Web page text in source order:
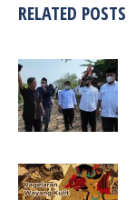
RELATED POSTS